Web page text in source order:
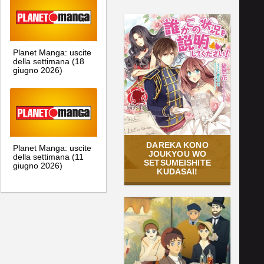
Planet Manga: uscite
della settimana (18
giugno 2026)
Planet Manga: uscite
della settimana (11
giugno 2026)
DAREKA KONO
JOUKYOU WO
SETSUMEISHITE
KUDASAI!